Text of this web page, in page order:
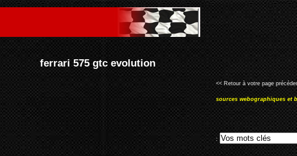
<< Retour à votre page
sources webographiques et
: